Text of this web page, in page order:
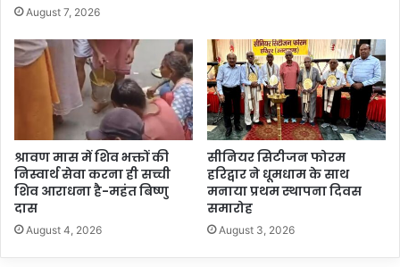
August 7, 2026
श्रावण मास में शिव भक्तों की
निस्वार्थ सेवा करना ही सच्ची
शिव आराधना है-महंत बिष्णु
दास
August 4, 2026
सीनियर सिटीजन फोरम
हरिद्वार ने धूमधाम के साथ
मनाया प्रथम स्थापना दिवस
समारोह
August 3, 2026